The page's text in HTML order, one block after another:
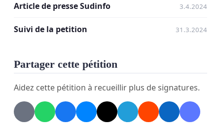
Article de presse Sudinfo 3.4.2024
Suivi de la petition 31.3.2024
Partager cette pétition
Aidez cette pétition à recueillir plus de signatures.